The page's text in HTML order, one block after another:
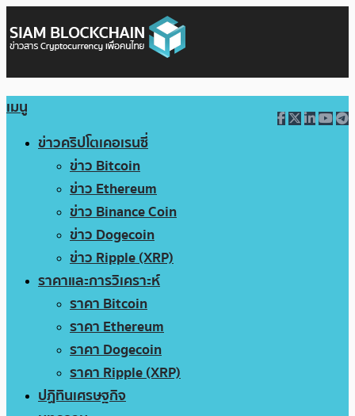
เมนู
ข่าวคริปโตเคอเรนซี่
ข่าว Bitcoin
ข่าว Ethereum
ข่าว Binance Coin
ข่าว Dogecoin
ข่าว Ripple (XRP)
ราคาและการวิเคราะห์
ราคา Bitcoin
ราคา Ethereum
ราคา Dogecoin
ราคา Ripple (XRP)
ปฏิทินเศรษฐกิจ